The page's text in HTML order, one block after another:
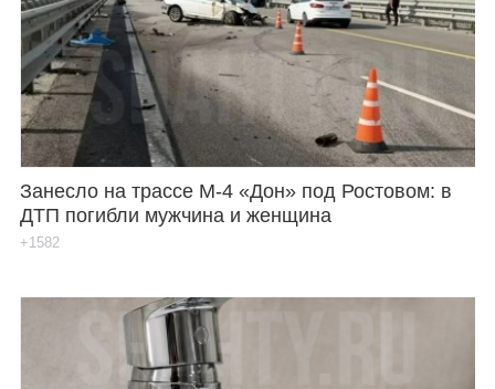
Занесло на трассе М-4 «Дон» под Ростовом: в
ДТП погибли мужчина и женщина
+1582